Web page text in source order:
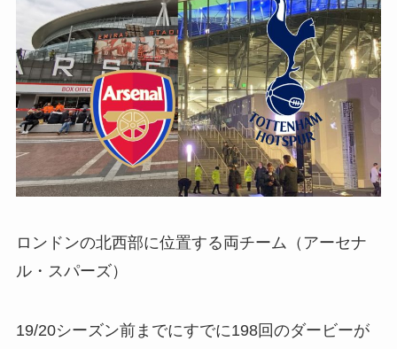
ロンドンの北西部に位置する両チーム（アーセナ
ル・スパーズ）
19/20シーズン前までにすでに198回のダービーが